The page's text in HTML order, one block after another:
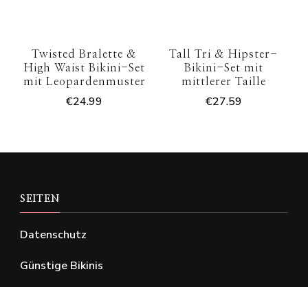
Twisted Bralette &
High Waist Bikini-Set
mit Leopardenmuster
€24.99
Tall Tri & Hipster-
Bikini-Set mit
mittlerer Taille
€27.59
SEITEN
Datenschutz
Günstige Bikinis